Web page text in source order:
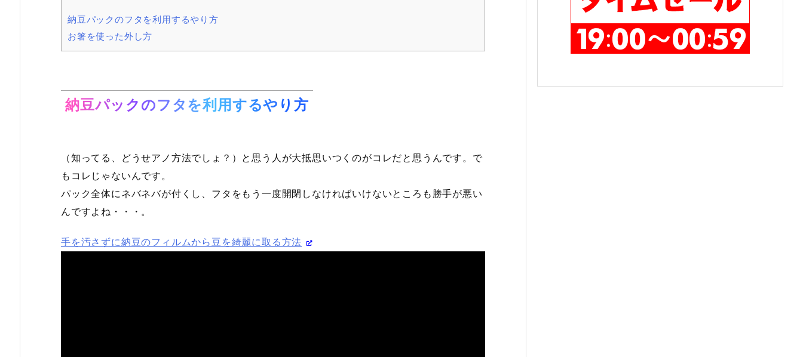
納豆パックのフタを利用するやり方
お箸を使った外し方
納豆パックのフタを利用するやり方
（知ってる、どうせアノ方法でしょ？）と思う人が大抵思いつくのがコレだと思うんです。で
もコレじゃないんです。
パック全体にネバネバが付くし、フタをもう一度開閉しなければいけないところも勝手が悪い
んですよね・・・。
手を汚さずに納豆のフィルムから豆を綺麗に取る方法